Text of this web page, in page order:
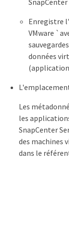
SnapCenter
Enregistre
VMware
données
(application
Les
les
SnapCenter
des machines
dans le